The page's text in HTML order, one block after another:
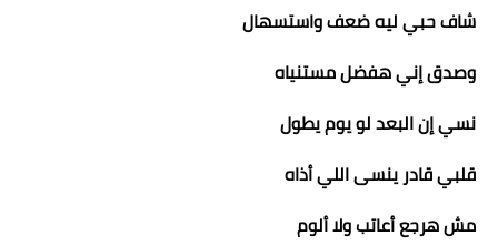
شاف حبي ليه ضعف واستسهال
وصدق إني هفضل مستنياه
نسي إن البعد لو يوم يطول
قلبي قادر ينسى اللي أذاه
مش هرجع أعاتب ولا ألوم